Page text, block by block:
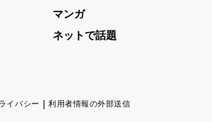
マンガ
ネットで話題
イバシー 利用者情報の外部送信